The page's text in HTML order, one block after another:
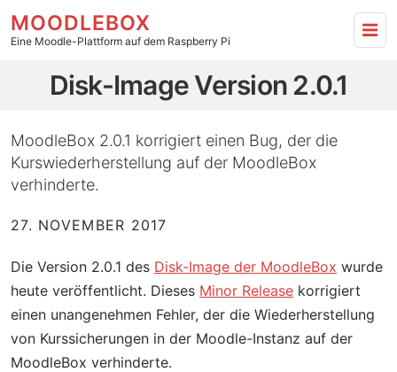
MOODLEBOX
Eine Moodle-Plattform auf dem Raspberry Pi
Disk-Image Version 2.0.1
MoodleBox 2.0.1 korrigiert einen Bug, der die
Kurswiederherstellung auf der MoodleBox
verhinderte.
27. NOVEMBER 2017
Die Version 2.0.1 des Disk-Image der MoodleBox wurde
heute veröffentlicht. Dieses Minor Release korrigiert
einen unangenehmen Fehler, der die Wiederherstellung
von Kurssicherungen in der Moodle-Instanz auf der
MoodleBox verhinderte.